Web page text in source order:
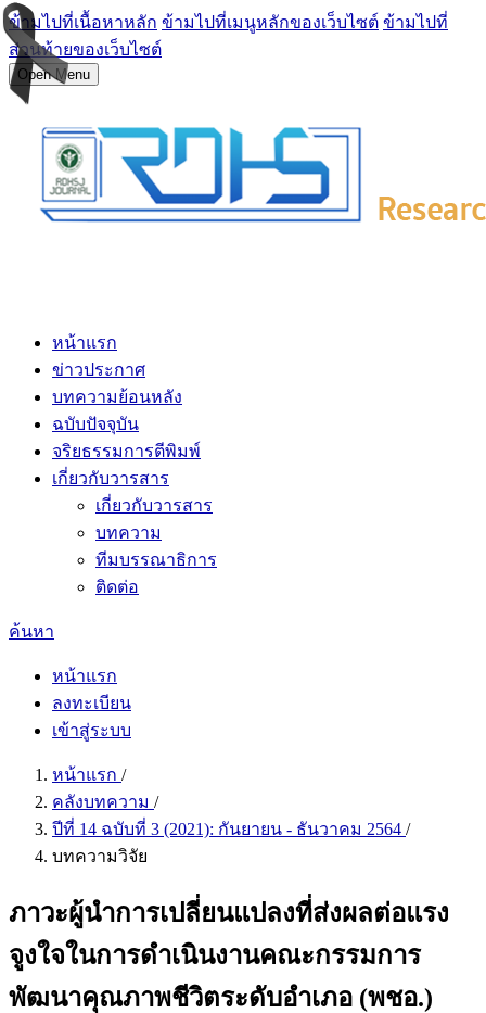
ข้ามไปที่เนื้อหาหลัก ข้ามไปที่เมนูหลักของเว็บไซต์ ข้ามไปที่
ส่วนท้ายของเว็บไซต์
Open Menu
หน้าแรก
ข่าวประกาศ
บทความย้อนหลัง
ฉบับปัจจุบัน
จริยธรรมการตีพิมพ์
เกี่ยวกับวารสาร
เกี่ยวกับวารสาร
บทความ
ทีมบรรณาธิการ
ติดต่อ
ค้นหา
หน้าแรก
ลงทะเบียน
เข้าสู่ระบบ
หน้าแรก /
คลังบทความ /
ปีที่ 14 ฉบับที่ 3 (2021): กันยายน - ธันวาคม 2564 /
บทความวิจัย
ภาวะผู้นำการเปลี่ยนแปลงที่ส่งผลต่อแรง
จูงใจในการดำเนินงานคณะกรรมการ
พัฒนาคุณภาพชีวิตระดับอำเภอ (พชอ.)